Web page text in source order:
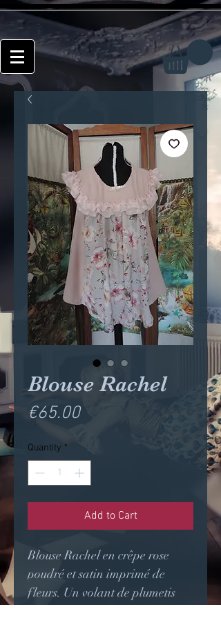
Blouse Rachel
€65.00Price
Quantity *
Add to Cart
Blouse Rachel en crêpe rose
poudré et satin imprimé de
fleurs. Un volant de plumetis